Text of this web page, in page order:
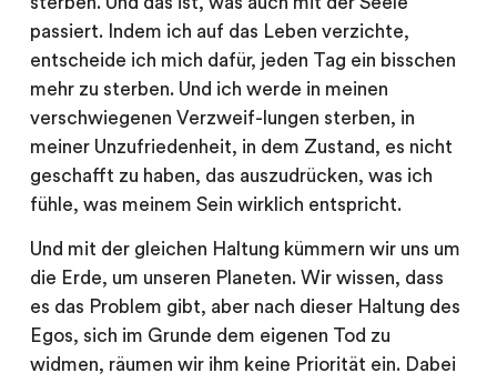
passiert. Indem ich auf das Leben verzichte,
entscheide ich mich dafür, jeden Tag ein bisschen
mehr zu sterben. Und ich werde in meinen
verschwiegenen Verzweif-lungen sterben, in
meiner Unzufriedenheit, in dem Zustand, es nicht
geschafft zu haben, das auszudrücken, was ich
fühle, was meinem Sein wirklich entspricht.
Und mit der gleichen Haltung kümmern wir uns um
die Erde, um unseren Planeten. Wir wissen, dass
es das Problem gibt, aber nach dieser Haltung des
Egos, sich im Grunde dem eigenen Tod zu
widmen, räumen wir ihm keine Priorität ein. Dabei